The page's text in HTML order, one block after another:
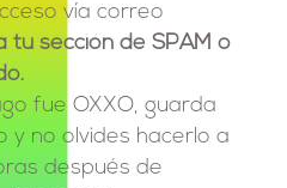
vía correo
tu sección de SPAM o
fue OXXO, guarda
y no olvides hacerlo a
después de